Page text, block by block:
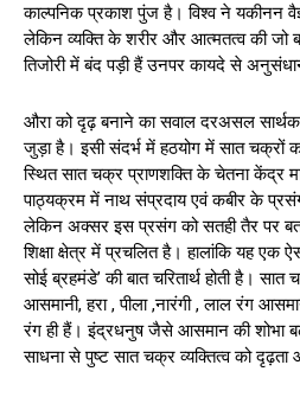
काल्पनिक प्रकाश पुंज है। विश्व ने यकीनन
लेकिन व्यक्ति के शरीर और आत्मतत्व की जो
तिजोरी में बंद पड़ी हैं उनपर कायदे से
औरा को दृढ़ बनाने का सवाल दरअसल
जुड़ा है। इसी संदर्भ में हठयोग में सात चक्रों
स्थित सात चक्र प्राणशक्ति के चेतना केंद्र
पाठ्यक्रम में नाथ संप्रदाय एवं कबीर के
लेकिन अक्सर इस प्रसंग को सतही तैर पर
शिक्षा क्षेत्र में प्रचलित है। हालांकि यह एक
सोई ब्रहमंडे’ की बात चरितार्थ होती है। सात
आसमानी, हरा , पीला ,नारंगी , लाल रंग
रंग ही हैं। इंद्रधनुष जैसे आसमान की शोभा
साधना से पुष्ट सात चक्र व्यक्तित्व को दृढ़ता